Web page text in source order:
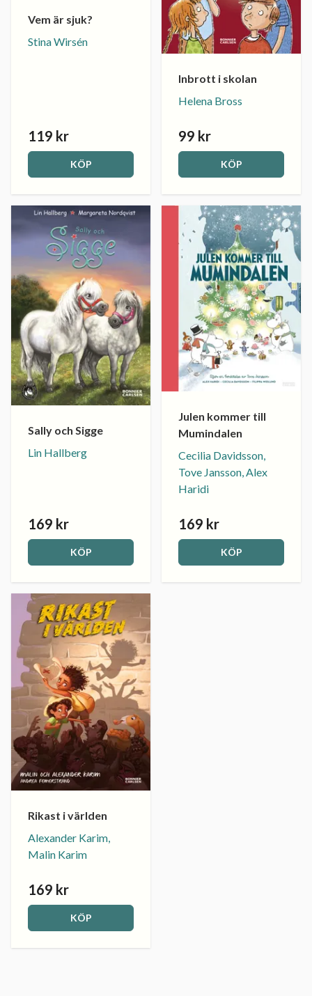
Vem är sjuk?
Stina Wirsén
119 kr
KÖP
Inbrott i skolan
Helena Bross
99 kr
KÖP
Sally och Sigge
Lin Hallberg
169 kr
KÖP
Julen kommer till
Mumindalen
Cecilia Davidsson,
Tove Jansson, Alex
Haridi
169 kr
KÖP
Rikast i världen
Alexander Karim,
Malin Karim
169 kr
KÖP